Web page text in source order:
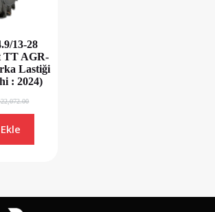
13-28
TT AGR-
Lastiği
: 2024)
22,072.00